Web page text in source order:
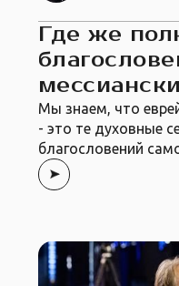
Где же
Мы знаем, что
- это те духовные
благословений